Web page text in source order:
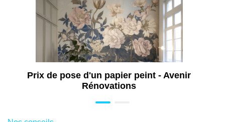
Prix de pose d'un papier peint - Avenir
Rénovations